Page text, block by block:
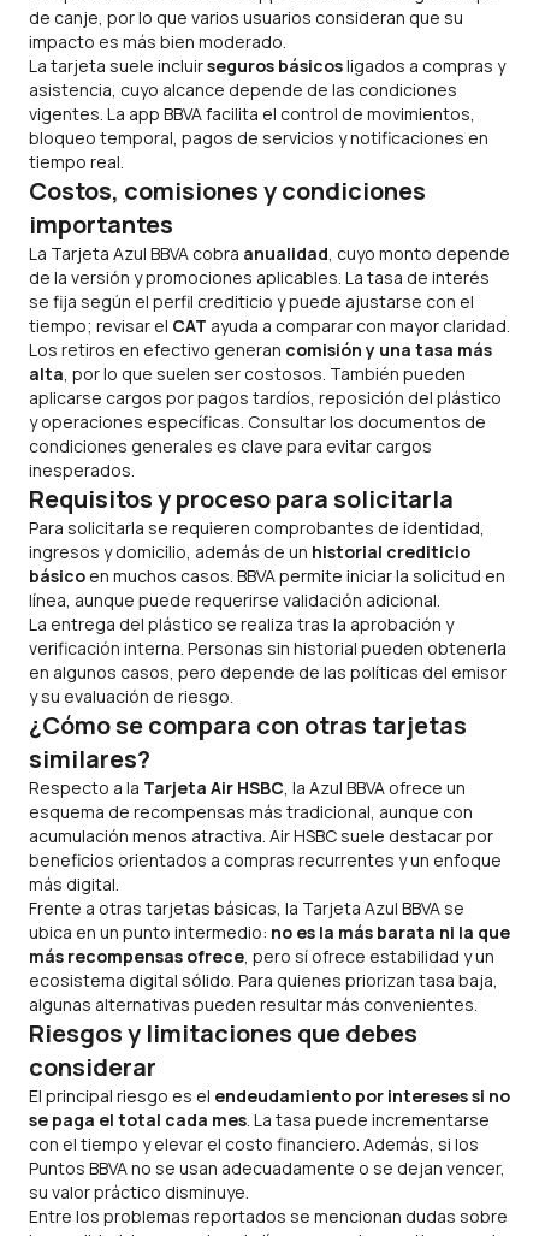
de canje, por lo que varios usuarios consideran que su
impacto es más bien moderado.
La tarjeta suele incluirseguros básicosligados a compras y
asistencia, cuyo alcance depende de las condiciones
vigentes. La app BBVA facilita el control de movimientos,
bloqueo temporal, pagos de servicios y notificaciones en
tiempo real.
Costos, comisiones y condiciones
importantes
La Tarjeta Azul BBVA cobra anualidad, cuyo monto depende
de la versión y promociones aplicables. La tasa de interés
se fija según el perfil crediticio y puede ajustarse con el
tiempo; revisar el CAT ayuda a comparar con mayor claridad.
Los retiros en efectivo generan comisión y una tasa más
alta, por lo que suelen ser costosos. También pueden
aplicarse cargos por pagos tardíos, reposición del plástico
y operaciones específicas. Consultar los documentos de
condiciones generales es clave para evitar cargos
inesperados.
Requisitos y proceso para solicitarla
Para solicitarla se requieren comprobantes de identidad,
ingresos y domicilio, además de un historial crediticio
básico en muchos casos. BBVA permite iniciar la solicitud en
línea, aunque puede requerirse validación adicional.
La entrega del plástico se realiza tras la aprobación y
verificación interna. Personas sin historial pueden obtenerla
en algunos casos, pero depende de las políticas del emisor
y su evaluación de riesgo.
¿Cómo se compara con otras tarjetas
similares?
Respecto a la Tarjeta Air HSBC, la Azul BBVA ofrece un
esquema de recompensas más tradicional, aunque con
acumulación menos atractiva. Air HSBC suele destacar por
beneficios orientados a compras recurrentes y un enfoque
más digital.
Frente a otras tarjetas básicas, la Tarjeta Azul BBVA se
ubica en un punto intermedio: no es la más barata ni la que
más recompensas ofrece, pero sí ofrece estabilidad y un
ecosistema digital sólido. Para quienes priorizan tasa baja,
algunas alternativas pueden resultar más convenientes.
Riesgos y limitaciones que debes
considerar
El principal riesgo es el endeudamiento por intereses si no
se paga el total cada mes. La tasa puede incrementarse
con el tiempo y elevar el costo financiero. Además, si los
Puntos BBVA no se usan adecuadamente o se dejan vencer,
su valor práctico disminuye.
Entre los problemas reportados se mencionan dudas sobre